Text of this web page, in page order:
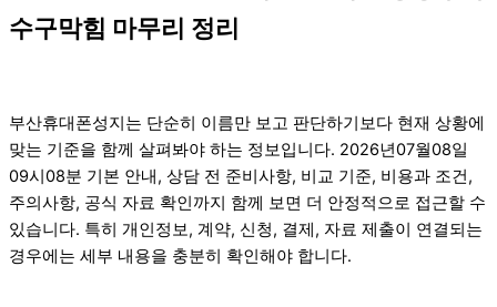
수구막힘 마무리 정리
부산휴대폰성지는 단순히 이름만 보고 판단하기보다 현재 상황에
맞는 기준을 함께 살펴봐야 하는 정보입니다. 2026년07월08일
09시08분 기본 안내, 상담 전 준비사항, 비교 기준, 비용과 조건,
주의사항, 공식 자료 확인까지 함께 보면 더 안정적으로 접근할 수
있습니다. 특히 개인정보, 계약, 신청, 결제, 자료 제출이 연결되는
경우에는 세부 내용을 충분히 확인해야 합니다.